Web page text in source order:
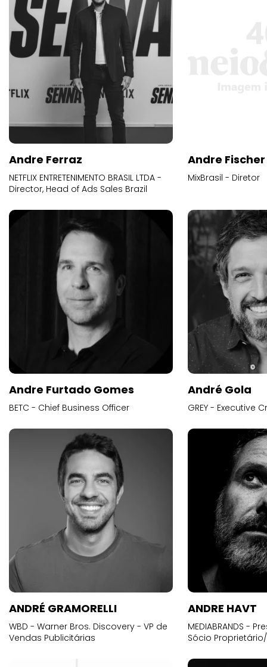
Andre Ferraz
NETFLIX ENTRETENIMENTO BRASIL LTDA -
Director, Head of Ads Sales Brazil
Andre Fischer
MixBrasil - Diretor
Andre Furtado Gomes
BETC - Chief Business Officer
André Gola
GREY - Executive
ANDRÉ GRAMORELLI
WBD - Warner Bros. Discovery - VP de
Vendas Publicitárias
ANDRE HAVT
MEDIABRANDS -
Sócio